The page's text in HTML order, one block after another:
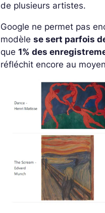
de plusieurs artistes.
Google ne permet pas
modèlese sert parfois
que1% des
réfléchit encore au